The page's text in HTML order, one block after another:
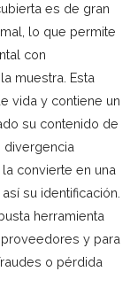
es de gran
lo que permite
con
muestra. Esta
vida y contiene un
su contenido de
divergencia
convierte en una
su identificación.
herramienta
y para
o pérdida